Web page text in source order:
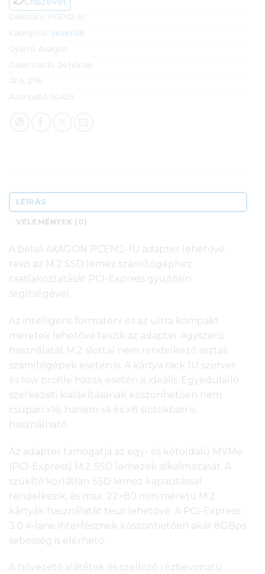
Cikkszám: PCEM2-1U
Kategória: Vezérlők
Gyártó: Axagon
Garanciaidő: 24 hónap
ÁFA: 27%
Azonosító: 50429
LEÍRÁS
VÉLEMÉNYEK (0)
A belső AXAGON PCEM2-1U adapter lehetővé
teszi az M.2 SSD lemez számítógéphez
csatlakoztatását PCI-Express gyűjtősín
segítségével.
Az intelligens formaterv és az ultra kompakt
méretek lehetővé teszik az adapter egyszerű
használatát M.2 slottal nem rendelkező asztali
számítógépek esetén is. A kártya rack 1U szerver
és low profile házak esetén is ideális. Egyedülálló
szerkezeti kialakításának köszönhetően nem
csupán x16, hanem x4 és x8 slotokban is
használható.
Az adapter támogatja az egy- és kétoldalú MVMe
(PCI-Express) M.2 SSD lemezek alkalmazását. A
szűkítő korlátlan SSD lemez kapacitással
rendelkezik, és max. 22×80 mm méretű M.2
kártyák használatát teszi lehetővé. A PCI-Express
3.0 4-lane interfésznek köszönhetően akár 8GBps
sebesség is elérhető.
A hővezető alátétek és szellőző rézbevonatú